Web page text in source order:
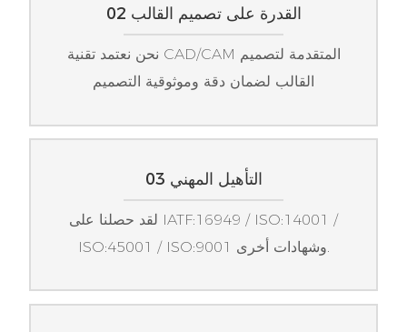
02 القدرة على تصميم القالب
نحن نعتمد تقنية CAD/CAM المتقدمة لتصميم
القالب لضمان دقة وموثوقية التصميم
03 التأهيل المهني
لقد حصلنا على IATF:16949 / ISO:14001 /